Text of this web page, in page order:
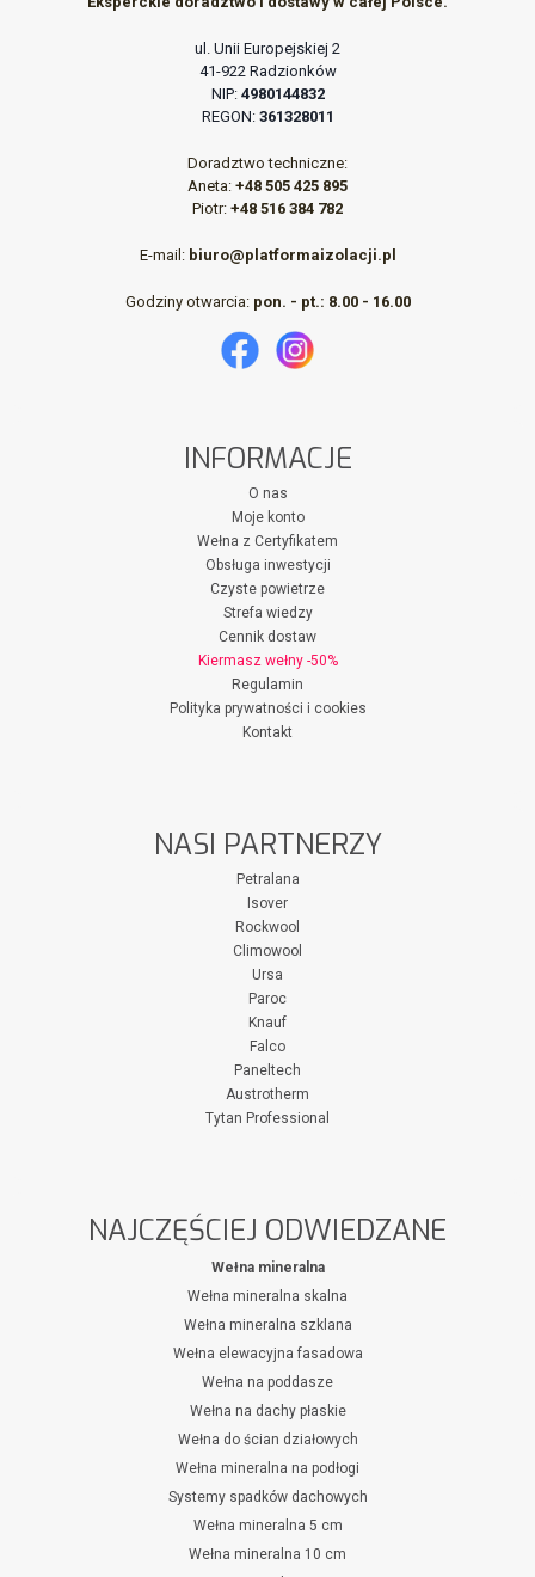
ul. Unii Europejskiej 2
41-922 Radzionków
NIP: 4980144832
REGON: 361328011
Doradztwo techniczne:
Aneta: +48 505 425 895
Piotr: +48 516 384 782
E-mail: biuro@platformaizolacji.pl
Godziny otwarcia: pon. - pt.: 8.00 - 16.00
INFORMACJE
O nas
Moje konto
Wełna z Certyfikatem
Obsługa inwestycji
Czyste powietrze
Strefa wiedzy
Cennik dostaw
Kiermasz wełny -50%
Regulamin
Polityka prywatności i cookies
Kontakt
NASI PARTNERZY
Petralana
Isover
Rockwool
Climowool
Ursa
Paroc
Knauf
Falco
Paneltech
Austrotherm
Tytan Professional
NAJCZĘŚCIEJ ODWIEDZANE
Wełna mineralna
Wełna mineralna skalna
Wełna mineralna szklana
Wełna elewacyjna fasadowa
Wełna na poddasze
Wełna na dachy płaskie
Wełna do ścian działowych
Wełna mineralna na podłogi
Systemy spadków dachowych
Wełna mineralna 5 cm
Wełna mineralna 10 cm